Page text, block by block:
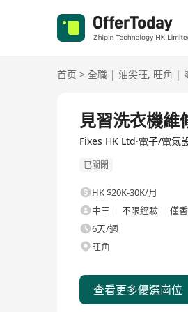
首页 > 全職 | 油尖旺, 旺角 |
見習洗衣機維
Fixes HK Ltd·電子/電氣
已關閉
HK $20K-30K/月
中三
不限經驗
僅
6天/週
旺角
查看更多優選崗位